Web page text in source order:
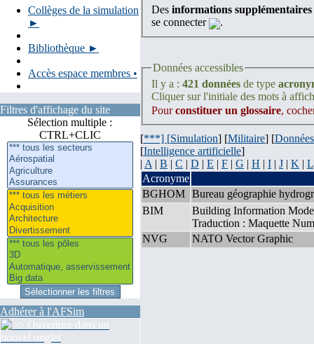
Collèges de la simulation
►
Bibliothèque ►
Accès espace membres •
Filtres d'affichage du site
Sélection multiple :
CTRL+CLIC
Adhérer à l'AFSim
Des informations supplémentaires
se connecter
.
Données accessibles
Il y a : 421 données de type
Cliquer sur l'initiale des mots à
Pourconstituer un glossaire,
[***] [Simulation] [Militaire] [Données
[Intelligence artificielle]
| A | B | C | D | E | F | G | H | I | J | K | L
Acronyme
BGHOM Bureau géographie
BIM
Building Information
Traduction : Maquette
NVG
NATO Vector Graphic